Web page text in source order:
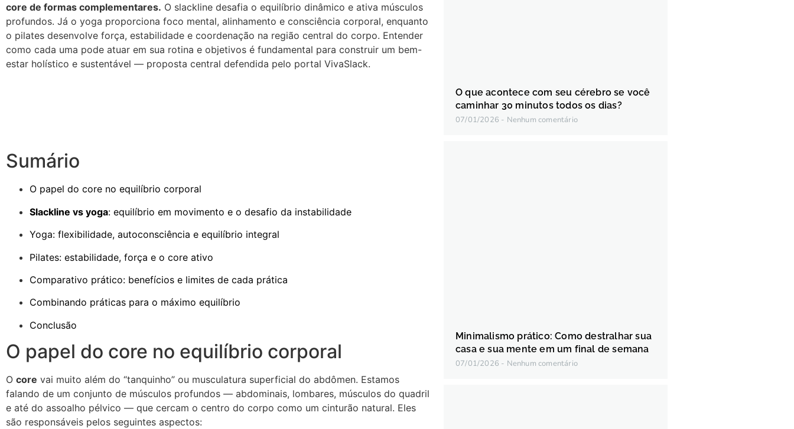
core de formas complementares. O slackline desafia o equilíbrio dinâmico e ativa músculos
profundos. Já o yoga proporciona foco mental, alinhamento e consciência corporal, enquanto
o pilates desenvolve força, estabilidade e coordenação na região central do corpo. Entender
como cada uma pode atuar em sua rotina e objetivos é fundamental para construir um bem-
estar holístico e sustentável — proposta central defendida pelo portal VivaSlack.
Sumário
O papel do core no equilíbrio corporal
Slackline vs yoga: equilíbrio em movimento e o desafio da instabilidade
Yoga: flexibilidade, autoconsciência e equilíbrio integral
Pilates: estabilidade, força e o core ativo
Comparativo prático: benefícios e limites de cada prática
Combinando práticas para o máximo equilíbrio
Conclusão
O papel do core no equilíbrio corporal
O core vai muito além do “tanquinho” ou musculatura superficial do abdômen. Estamos
falando de um conjunto de músculos profundos — abdominais, lombares, músculos do quadril
e até do assoalho pélvico — que cercam o centro do corpo como um cinturão natural. Eles
são responsáveis pelos seguintes aspectos:
O que acontece com seu cérebro se você
caminhar 30 minutos todos os dias?
07/01/2026 Nenhum comentário
Minimalismo prático: Como destralhar sua
casa e sua mente em um final de semana
07/01/2026 Nenhum comentário